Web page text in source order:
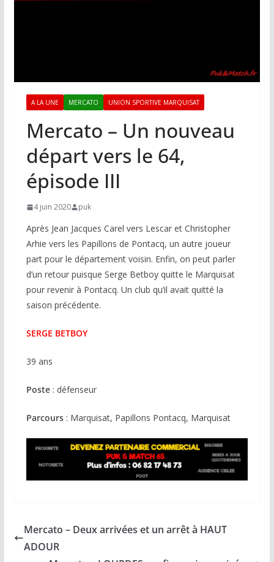
A LA UNE MERCATO UNION SPORTIVE MARQUISAT
Mercato – Un nouveau
départ vers le 64,
épisode III
4 juin 2020 puk
Après Jean Jacques Carel vers Lescar et Christopher
Arhie vers les Papillons de Pontacq, un autre joueur
part pour le département voisin. Enfin, on peut parler
d’un retour puisque Serge Betboy quitte le Marquisat
pour revenir à Pontacq. Un club qu’il avait quitté la
saison précédente.
SERGE BETBOY
39 ans
Poste: défenseur
Parcours: Marquisat, Papillons Pontacq, Marquisat
Mercato – Deux arrivées et un arrêt à HAUT
ADOUR